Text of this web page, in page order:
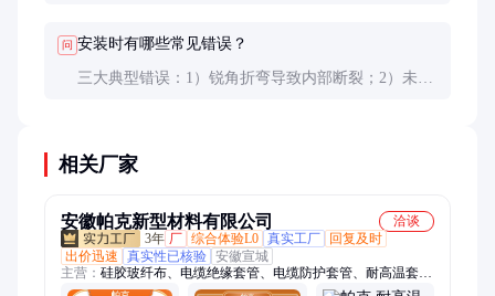
问 安装时有哪些常见错误？
三大典型错误：1）锐角折弯导致内部断裂；2）未使
相关厂家
安徽帕克新型材料有限公司
洽谈
3年 厂 综合体验L0 真实工厂
回复及时
出价迅速
真实性已核验 安徽宣城
主营： 硅胶玻纤布、电缆绝缘套管、电缆防护套管、耐高温套
管、耐热套管、电线绝缘套管、电缆电线防护套、高温套管、防